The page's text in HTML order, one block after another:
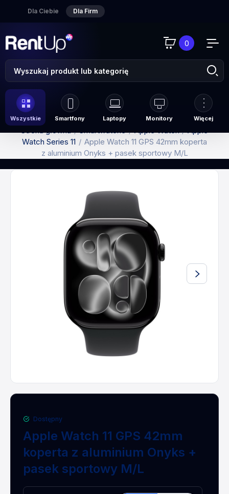
Dla Ciebie Dla Firm
0
Wszystkie Smartfony Laptopy Monitory Więcej
Strona główna Smartwatche Apple Watch
Apple
Watch Series 11
Apple Watch 11 GPS 42mm koperta
z aluminium Onyks + pasek sportowy M/L
Dostępny
Apple Watch 11 GPS 42mm
koperta z aluminium Onyks +
pasek sportowy M/L